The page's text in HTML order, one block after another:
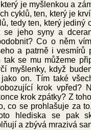
je myšlenkou a
cyklů, ten, který je
tedy ten, který jediný
se jeho syny a
Co o něm
a patrně i vesmírů
tak se mu můžeme
myšlenky, když
on. Tím také
krok vpřed?
krok zpátky? Z
co se prohlašuje za
hlediska se pak
a zbývá mrazivá